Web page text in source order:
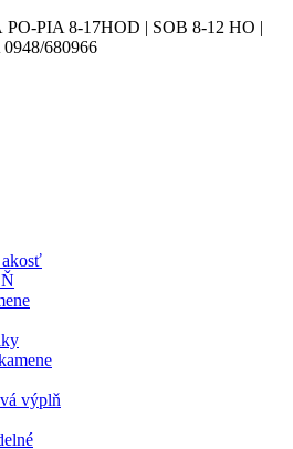
PIA 8-17HOD | SOB 8-12 HO |
680966
výplň